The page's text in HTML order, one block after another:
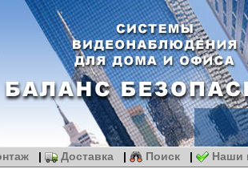
| Доставка | Поиск | Наши